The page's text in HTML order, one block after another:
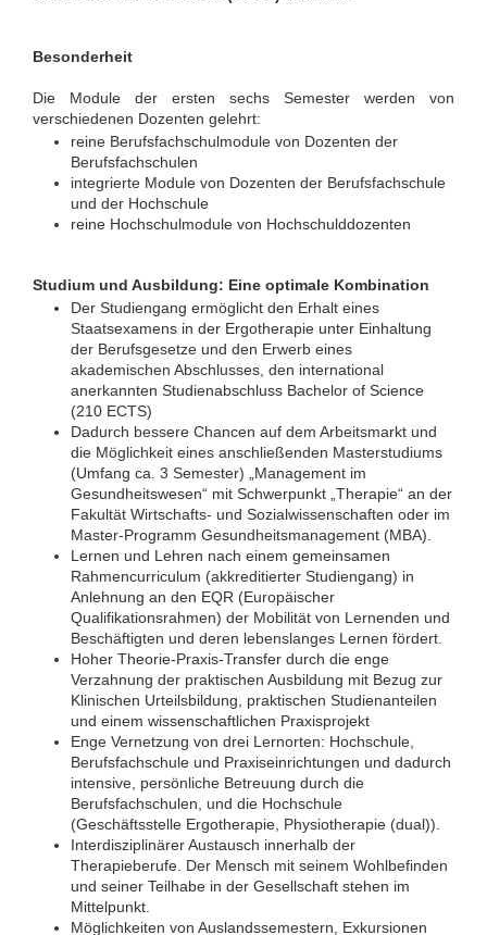
Besonderheit
Die Module der ersten sechs Semester werden von
verschiedenen Dozenten gelehrt:
reine Berufsfachschulmodule von Dozenten der
Berufsfachschulen
integrierte Module von Dozenten der Berufsfachschule
und der Hochschule
reine Hochschulmodule von Hochschulddozenten
Studium und Ausbildung: Eine optimale Kombination
Der Studiengang ermöglicht den Erhalt eines
Staatsexamens in der Ergotherapie unter Einhaltung
der Berufsgesetze und den Erwerb eines
akademischen Abschlusses, den international
anerkannten Studienabschluss Bachelor of Science
(210 ECTS)
Dadurch bessere Chancen auf dem Arbeitsmarkt und
die Möglichkeit eines anschließenden Masterstudiums
(Umfang ca. 3 Semester) „Management im
Gesundheitswesen“ mit Schwerpunkt „Therapie“ an der
Fakultät Wirtschafts- und Sozialwissenschaften oder im
Master-Programm Gesundheitsmanagement (MBA).
Lernen und Lehren nach einem gemeinsamen
Rahmencurriculum (akkreditierter Studiengang) in
Anlehnung an den EQR (Europäischer
Qualifikationsrahmen) der Mobilität von Lernenden und
Beschäftigten und deren lebenslanges Lernen fördert.
Hoher Theorie-Praxis-Transfer durch die enge
Verzahnung der praktischen Ausbildung mit Bezug zur
Klinischen Urteilsbildung, praktischen Studienanteilen
und einem wissenschaftlichen Praxisprojekt
Enge Vernetzung von drei Lernorten: Hochschule,
Berufsfachschule und Praxiseinrichtungen und dadurch
intensive, persönliche Betreuung durch die
Berufsfachschulen, und die Hochschule
(Geschäftsstelle Ergotherapie, Physiotherapie (dual)).
Interdisziplinärer Austausch innerhalb der
Therapieberufe. Der Mensch mit seinem Wohlbefinden
und seiner Teilhabe in der Gesellschaft stehen im
Mittelpunkt.
Möglichkeiten von Auslandssemestern, Exkursionen